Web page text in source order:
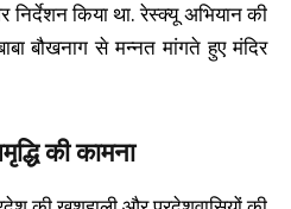
निर्देशन किया था. रेस्क्यू अभियान की
बौखनाग से मन्नत मांगते हुए मंदिर
की कामना